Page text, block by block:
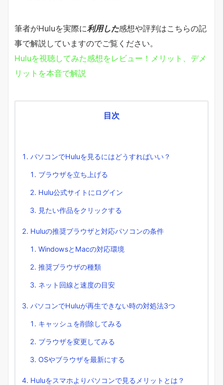
筆者がHuluを実際に利用した感想や評判はこちらの記
事で解説していますのでご覧ください。
Huluを視聴してみた感想をレビュー！メリット、デメ
リットを本音で解説
目次
パソコンでHuluを見るにはどうすればいい？
ブラウザを立ち上げる
Hulu公式サイトにログイン
見たい作品をクリックする
Huluの推奨ブラウザと対応パソコンの条件
WindowsとMacの対応環境
推奨ブラウザの種類
ネット回線と速度の目安
パソコンでHuluが再生できない時の対処法3つ
キャッシュを削除してみる
ブラウザを変更してみる
OSやブラウザを最新にする
Huluをスマホよりパソコンで見るメリットとは？